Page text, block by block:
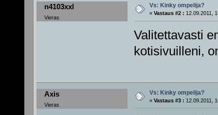
n4103xxl
Vieras
Vs: Kinky ompelija?
« Vastaus #2 : 12.09.2011,
Valitettavasti
kotisivuilleni,
Axis
Vieras
Vs: Kinky ompelija?
« Vastaus #3 : 12.09.2011,